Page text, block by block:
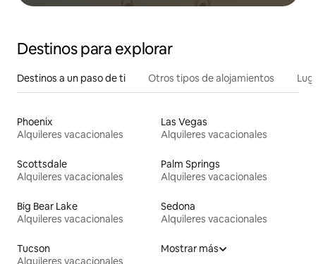
Destinos para explorar
Destinos a un paso de ti Otros tipos de alojamientos
Phoenix
Alquileres vacacionales
Las Vegas
Alquileres vacacionales
Scottsdale
Alquileres vacacionales
Palm Springs
Alquileres vacacionales
Big Bear Lake
Alquileres vacacionales
Sedona
Alquileres vacacionales
Tucson
Alquileres vacacionales
Mostrar más